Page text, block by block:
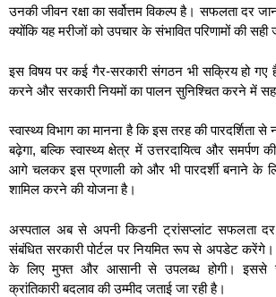
उनकी जीवन रक्षा का सर्वोत्तम विकल्प है। सफलता दर
क्योंकि यह मरीजों को उपचार के संभावित परिणामों की सही
इस विषय पर कई गैर-सरकारी संगठन भी सक्रिय हो गए
करने और सरकारी नियमों का पालन सुनिश्चित करने में
स्वास्थ्य विभाग का मानना है कि इस तरह की पारदर्शिता
बढ़ेगा, बल्कि स्वास्थ्य क्षेत्र में उत्तरदायित्व और समर्पण
आगे चलकर इस प्रणाली को और भी पारदर्शी बनाने के
शामिल करने की योजना है।
अस्पताल अब से अपनी किडनी ट्रांसप्लांट सफलता
संबंधित सरकारी पोर्टल पर नियमित रूप से अपडेट
के लिए मुफ्त और आसानी से उपलब्ध होगी। इससे
क्रांतिकारी बदलाव की उम्मीद जताई जा रही है।